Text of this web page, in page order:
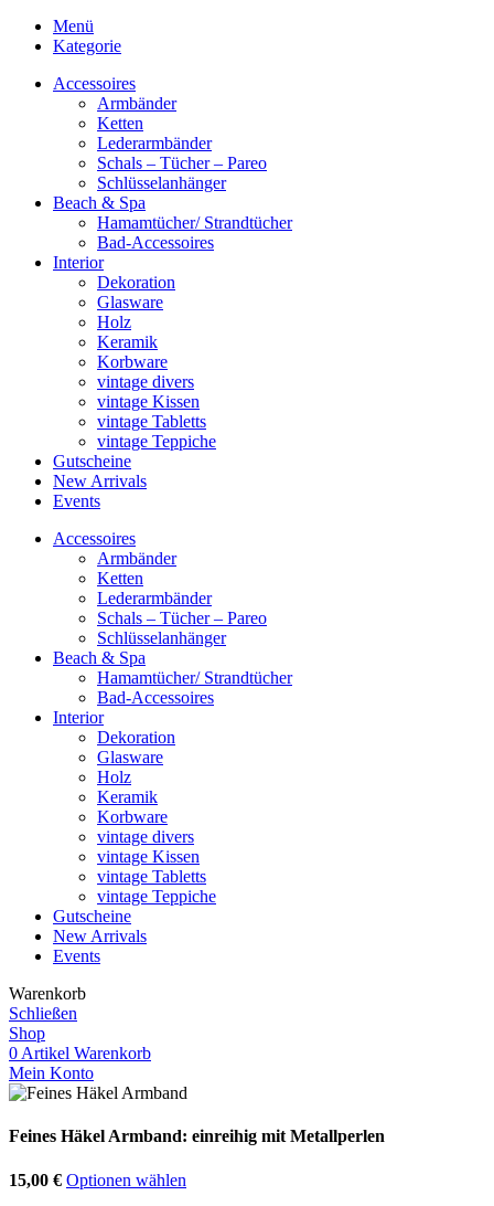
Menü
Kategorie
Accessoires
Armbänder
Ketten
Lederarmbänder
Schals – Tücher – Pareo
Schlüsselanhänger
Beach & Spa
Hamamtücher/ Strandtücher
Bad-Accessoires
Interior
Dekoration
Glasware
Holz
Keramik
Korbware
vintage divers
vintage Kissen
vintage Tabletts
vintage Teppiche
Gutscheine
New Arrivals
Events
Accessoires
Armbänder
Ketten
Lederarmbänder
Schals – Tücher – Pareo
Schlüsselanhänger
Beach & Spa
Hamamtücher/ Strandtücher
Bad-Accessoires
Interior
Dekoration
Glasware
Holz
Keramik
Korbware
vintage divers
vintage Kissen
vintage Tabletts
vintage Teppiche
Gutscheine
New Arrivals
Events
Warenkorb
Schließen
Shop
0 Artikel Warenkorb
Mein Konto
Feines Häkel Armband: einreihig mit Metallperlen
15,00 € Optionen wählen